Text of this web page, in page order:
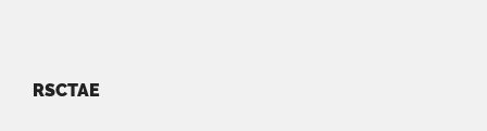
RSCTAE